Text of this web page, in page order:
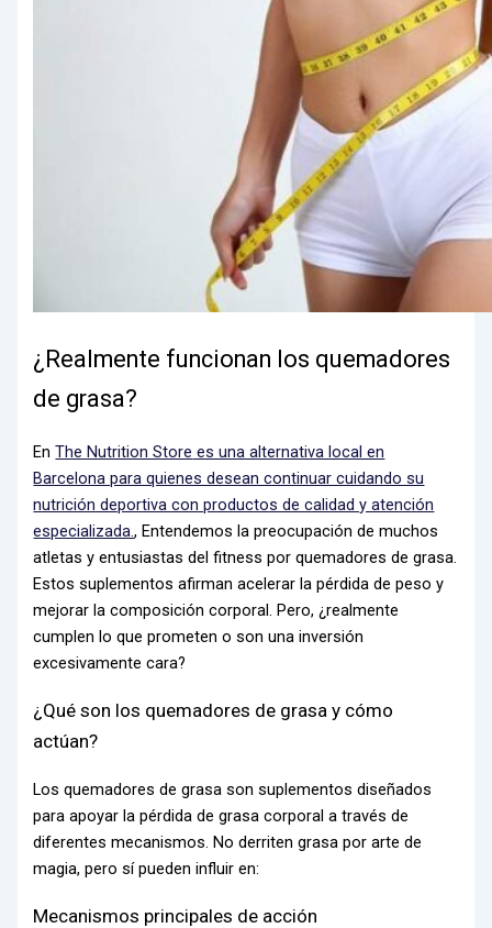
¿Realmente funcionan los quemadores
de grasa?
EnThe Nutrition Store es una alternativa local en
Barcelona para quienes desean continuar cuidando su
nutrición deportiva con productos de calidad y atención
especializada., Entendemos la preocupación de muchos
atletas y entusiastas del fitness porquemadores de grasa.
Estos suplementos afirman acelerar la pérdida de peso y
mejorar la composición corporal. Pero, ¿realmente
cumplen lo que prometen o son una inversión
excesivamente cara?
¿Qué son los quemadores de grasa y cómo
actúan?
Los quemadores de grasa son suplementos diseñados
para apoyar la pérdida de grasa corporal a través de
diferentes mecanismos. No derriten grasa por arte de
magia, pero sí pueden influir en:
Mecanismos principales de acción